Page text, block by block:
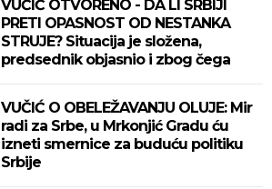
VUČIĆ OTVORENO - DA LI SRBIJI
PRETI OPASNOST OD NESTANKA
STRUJE? Situacija je složena,
predsednik objasnio i zbog čega
VUČIĆ O OBELEŽAVANJU OLUJE: Mir
radi za Srbe, u Mrkonjić Gradu ću
izneti smernice za buduću politiku
Srbije